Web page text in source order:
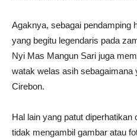
Agaknya, sebagai pendamping
yang begitu legendaris pada
Nyi Mas Mangun Sari juga
watak welas asih sebagaimana
Cirebon.
Hal lain yang patut diperhatikan
tidak mengambil gambar atau